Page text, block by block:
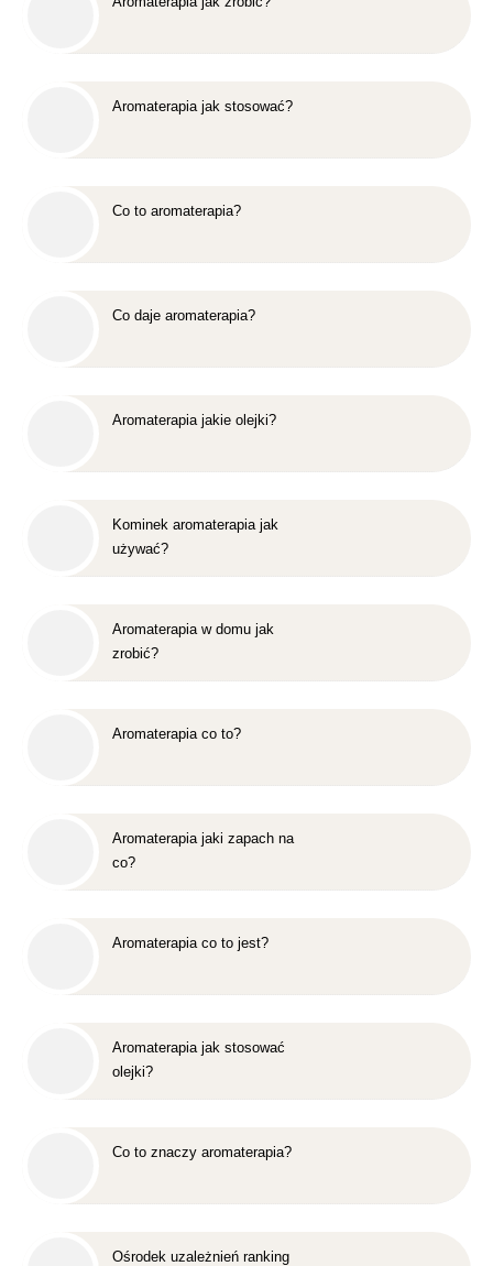
Aromaterapia jak stosować?
Co to aromaterapia?
Co daje aromaterapia?
Aromaterapia jakie olejki?
Kominek aromaterapia jak
używać?
Aromaterapia w domu jak
zrobić?
Aromaterapia co to?
Aromaterapia jaki zapach na
co?
Aromaterapia co to jest?
Aromaterapia jak stosować
olejki?
Co to znaczy aromaterapia?
Ośrodek uzależnień ranking